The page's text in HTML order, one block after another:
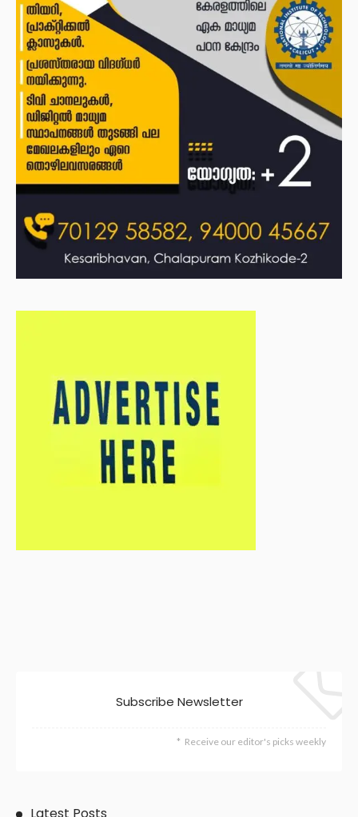
Subscribe Newsletter
Receive our editor's picks weekly
Latest Posts